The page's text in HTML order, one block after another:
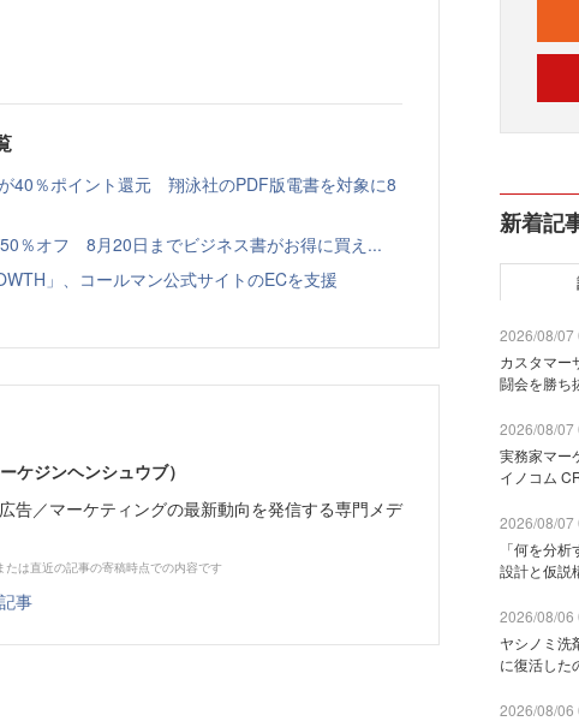
40％ポイント還元 翔泳社のPDF版電書を対象に8
％オフ 8月20日までビジネス書がお得に買え...
」、コールマン公式サイトのECを支援
ケジンヘンシュウブ）
告／マーケティングの最新動向を発信する専門メデ
は直近の記事の寄稿時点での内容です
事
新着記
2026/08/07
カスタマー
闘会を勝ち
2026/08/07
実務家マー
イノコム
2026/08/07
「何を分
設計と仮説
2026/08/06
ヤシノミ洗
に復活した
2026/08/06